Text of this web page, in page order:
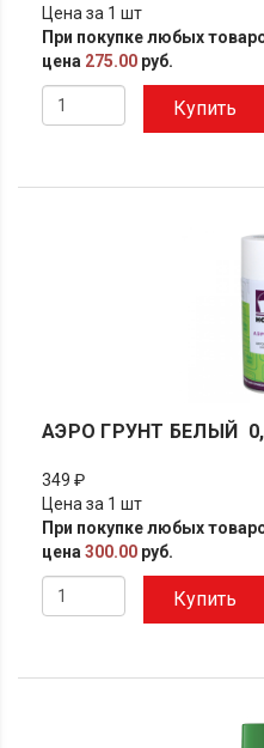
Цена за 1 шт
При покупке любых
цена 275.00 руб.
Купить
АЭРО ГРУНТ БЕЛЫЙ
349 ₽
Цена за 1 шт
При покупке любых
цена 300.00 руб.
Купить